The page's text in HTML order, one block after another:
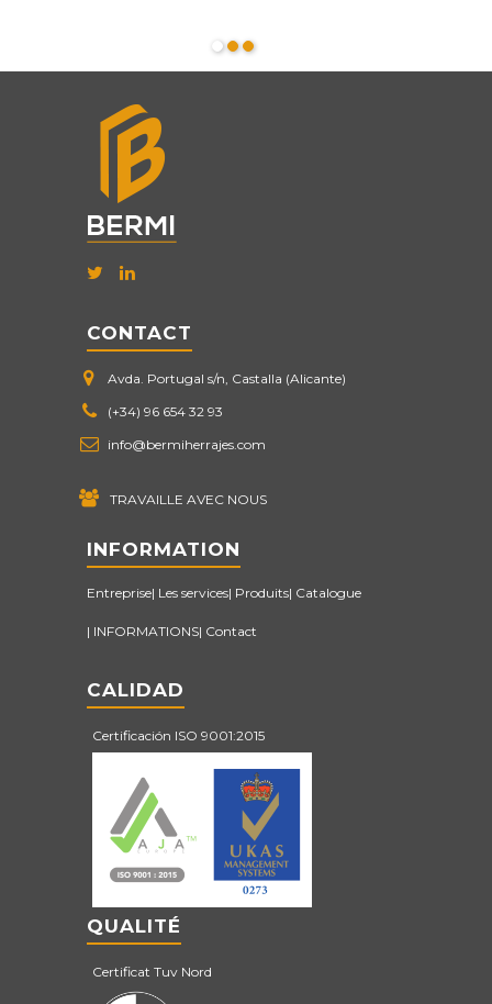
CONTACT
Avda. Portugal s/n, Castalla (Alicante)
(+34) 96 654 32 93
info@bermiherrajes.com
TRAVAILLE AVEC NOUS
INFORMATION
Entreprise Les services Produits Catalogue
INFORMATIONS Contact
CALIDAD
Certificación ISO 9001:2015
QUALITÉ
Certificat Tuv Nord